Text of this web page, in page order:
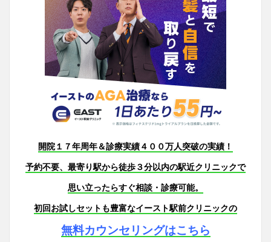
開院１７年周年＆診療実績４００万人突破の実績！
予約不要、最寄り駅から徒歩３分以内の駅近クリニックで
思い立ったらすぐ相談・診療可能。
初回お試しセットも豊富なイースト駅前クリニックの
無料カウンセリングはこちら